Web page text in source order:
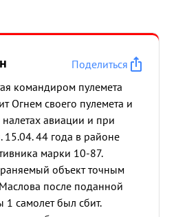
Поделиться
командиром пулемета
Огнем своего пулемета и
авиации и при
15.04. 44 года в районе
марки 10-87.
объект точным
после поданной
самолет был сбит.